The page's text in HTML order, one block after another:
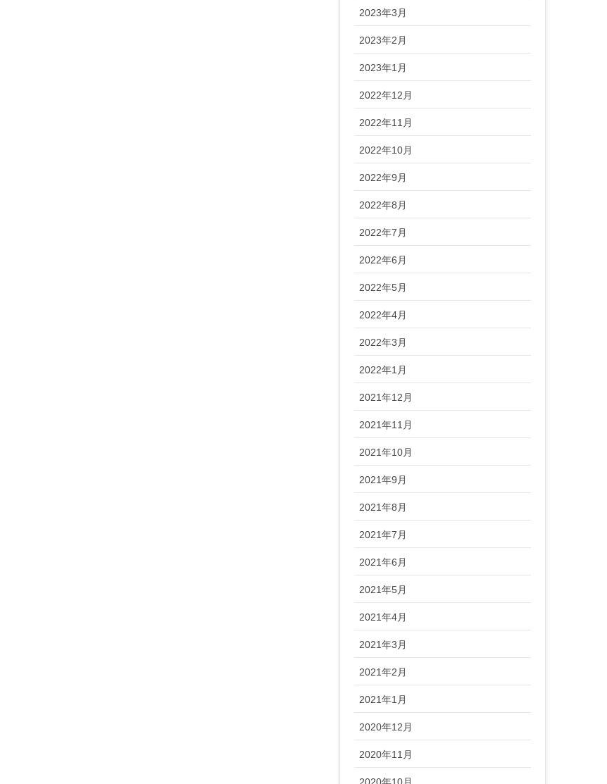
2023年3月
2023年2月
2023年1月
2022年12月
2022年11月
2022年10月
2022年9月
2022年8月
2022年7月
2022年6月
2022年5月
2022年4月
2022年3月
2022年1月
2021年12月
2021年11月
2021年10月
2021年9月
2021年8月
2021年7月
2021年6月
2021年5月
2021年4月
2021年3月
2021年2月
2021年1月
2020年12月
2020年11月
2020年10月